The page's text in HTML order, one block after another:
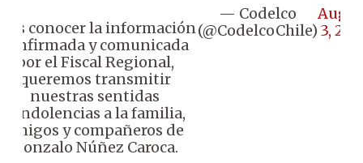
conocer la información
confirmada y comunicada
por el Fiscal Regional,
queremos transmitir
nuestras sentidas
condolencias a la familia,
amigos y compañeros de
Gonzalo Núñez Caroca.
— Codelco
(@CodelcoChile) 3,